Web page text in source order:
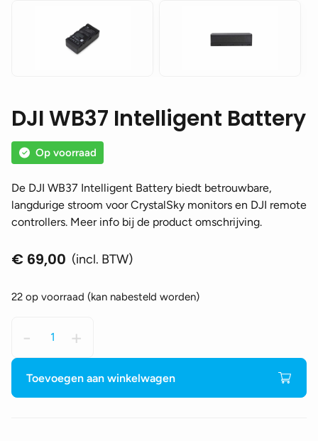
DJI WB37 Intelligent Battery
Op voorraad
De DJI WB37 Intelligent Battery biedt betrouwbare,
langdurige stroom voor CrystalSky monitors en DJI remote
controllers. Meer info bij de product omschrijving.
€ 69,00 (incl. BTW)
22 op voorraad (kan nabesteld worden)
-
WB37
Intelligent
Battery
aantal
+
Toevoegen aan winkelwagen